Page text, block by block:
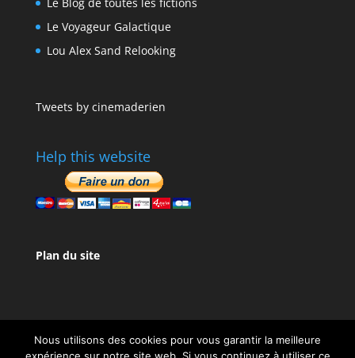
Le Voyageur Galactique
Lou Alex Sand Relooking
Tweets by cinemaderien
Help this website
Plan du site
Nous utilisons des cookies pour vous garantir la meilleure